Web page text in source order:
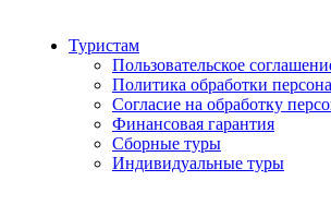
Туристам
Пользовательское
Политика обработки
Согласие на обработку
Финансовая гарантия
Сборные туры
Индивидуальные туры